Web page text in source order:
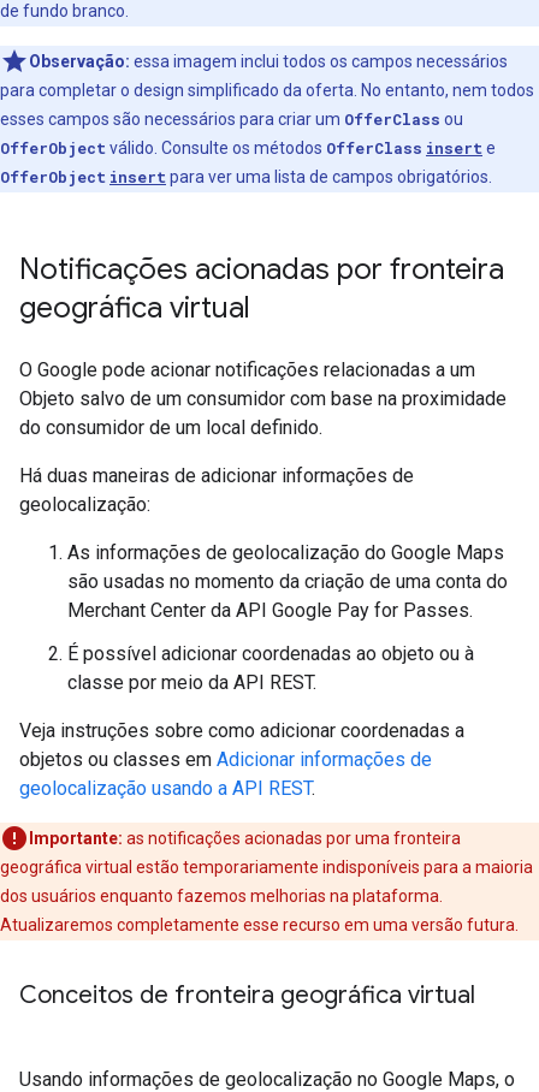
de fundo branco.
Observação: essa imagem inclui todos os campos necessários
para completar o design simplificado da oferta. No entanto, nem todos
esses campos são necessários para criar um OfferClass ou
OfferObject válido. Consulte os métodos OfferClass insert e
OfferObject insert para ver uma lista de campos obrigatórios.
Notificações acionadas por fronteira
geográfica virtual
O Google pode acionar notificações relacionadas a um
Objeto salvo de um consumidor com base na proximidade
do consumidor de um local definido.
Há duas maneiras de adicionar informações de
geolocalização:
As informações de geolocalização do Google Maps
são usadas no momento da criação de uma conta do
Merchant Center da API Google Pay for Passes.
É possível adicionar coordenadas ao objeto ou à
classe por meio da API REST.
Veja instruções sobre como adicionar coordenadas a
objetos ou classes em Adicionar informações de
geolocalização usando a API REST.
Importante: as notificações acionadas por uma fronteira
geográfica virtual estão temporariamente indisponíveis para a maioria
dos usuários enquanto fazemos melhorias na plataforma.
Atualizaremos completamente esse recurso em uma versão futura.
Conceitos de fronteira geográfica virtual
Usando informações de geolocalização no Google Maps, o